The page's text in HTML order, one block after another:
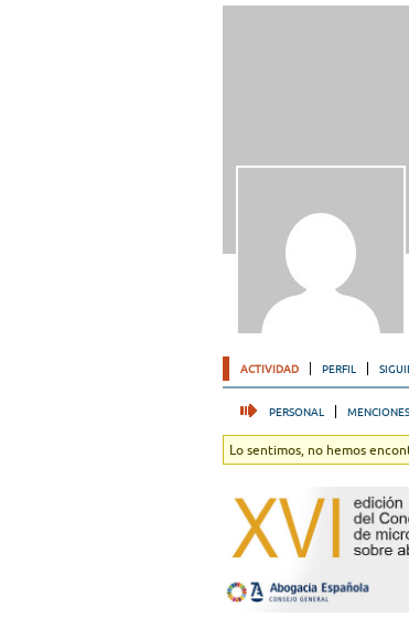
ACTIVIDAD PERFIL
PERSONAL MENCIONES
Lo sentimos, no hemos